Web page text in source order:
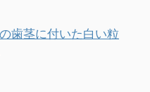
歯茎に付いた白い粒